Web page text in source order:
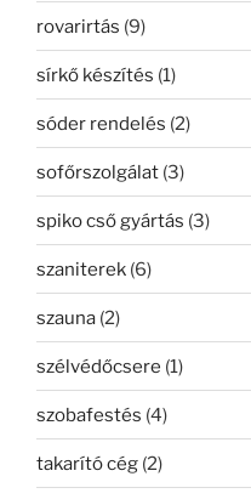
rovarirtás (9)
sírkő készítés (1)
sóder rendelés (2)
sofőrszolgálat (3)
spiko cső gyártás (3)
szaniterek (6)
szauna (2)
szélvédőcsere (1)
szobafestés (4)
takarító cég (2)